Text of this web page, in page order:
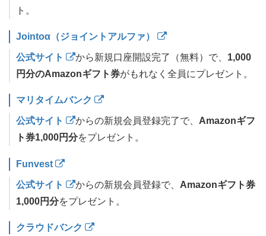
ト。
Jointoα（ジョイントアルファ）
公式サイト から新規口座開設完了（無料）で、 1,000
円分のAmazonギフト券がもれなく全員にプレゼント。
マリタイムバンク
公式サイト からの新規会員登録完了で、 Amazonギフ
ト券1,000円分をプレゼント。
Funvest
公式サイト からの新規会員登録で、 Amazonギフト券
1,000円分をプレゼント。
クラウドバンク